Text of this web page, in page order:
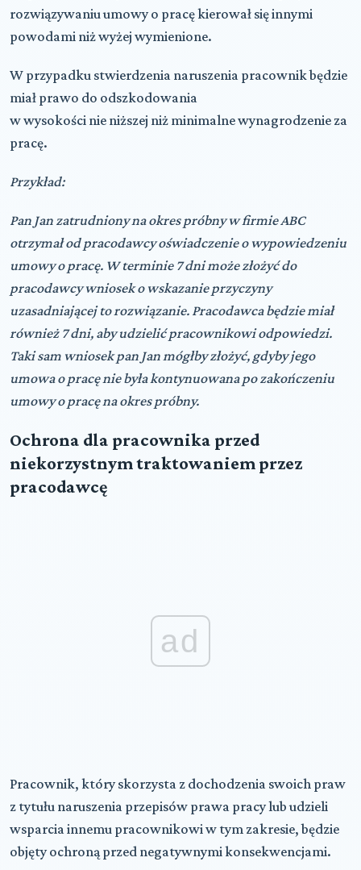
rozwiązywaniu umowy o pracę kierował się innymi
powodami niż wyżej wymienione.
W przypadku stwierdzenia naruszenia pracownik będzie
miał prawo do odszkodowania
w wysokości nie niższej niż minimalne wynagrodzenie za
pracę.
Przykład:
Pan Jan zatrudniony na okres próbny w firmie ABC
otrzymał od pracodawcy oświadczenie o wypowiedzeniu
umowy o pracę. W terminie 7 dni może złożyć do
pracodawcy wniosek o wskazanie przyczyny
uzasadniającej to rozwiązanie. Pracodawca będzie miał
również 7 dni, aby udzielić pracownikowi odpowiedzi.
Taki sam wniosek pan Jan mógłby złożyć, gdyby jego
umowa o pracę nie była kontynuowana po zakończeniu
umowy o pracę na okres próbny.
Ochrona dla pracownika przed
niekorzystnym traktowaniem przez
pracodawcę
ad
Pracownik, który skorzysta z dochodzenia swoich praw
z tytułu naruszenia przepisów prawa pracy lub udzieli
wsparcia innemu pracownikowi w tym zakresie, będzie
objęty ochroną przed negatywnymi konsekwencjami.